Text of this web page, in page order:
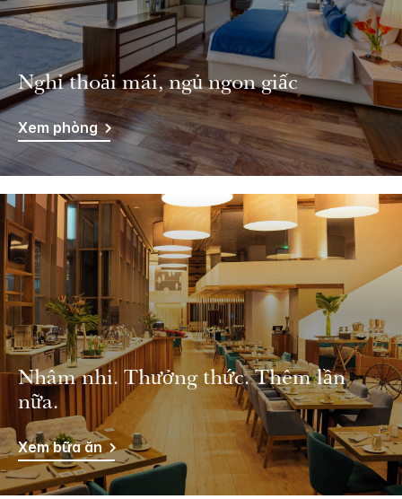
Nghỉ thoải mái, ngủ ngon giấc
Xem phòng
Nhâm nhi. Thưởng thức. Thêm lần
nữa.
Xem bữa ăn